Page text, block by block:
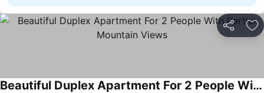
Partilhar
Beautiful Duplex Apartment For 2 People With Partial Mountain Views